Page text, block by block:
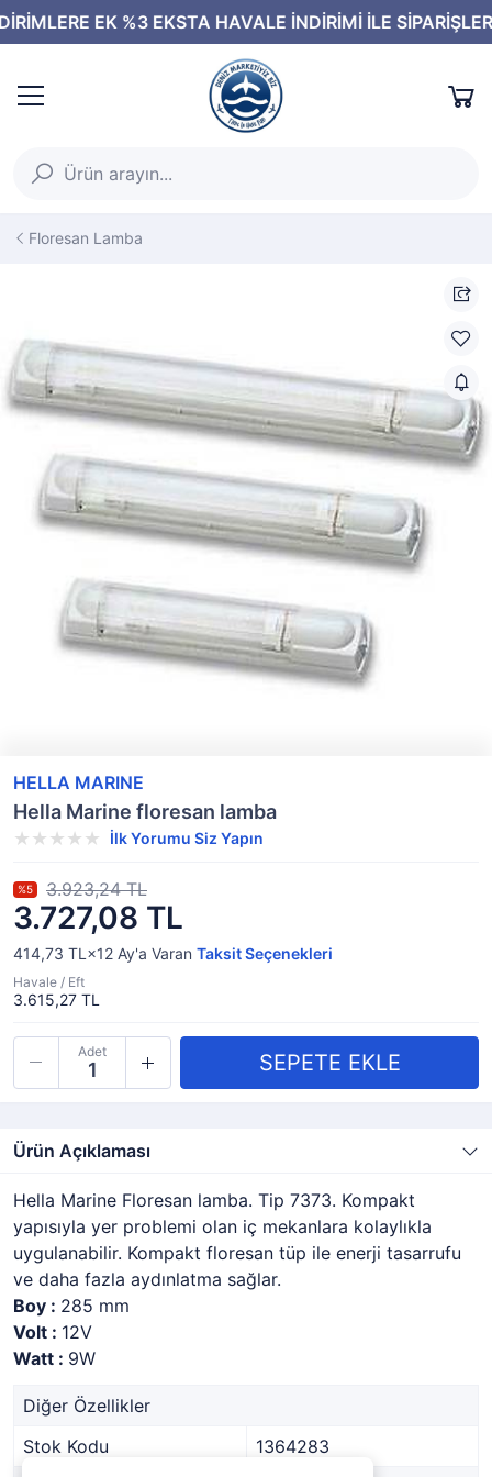
Floresan Lamba
HELLA MARINE
Hella Marine floresan lamba
İlk Yorumu Siz Yapın
3.727,08 TL
%5 3.923,24 TL
414,73 TL×12 Ay'a Varan Taksit Seçenekleri
Havale / Eft
3.615,27 TL
Adet
Ürün Açıklaması
Hella Marine Floresan lamba. Tip 7373. Kompakt
yapısıyla yer problemi olan iç mekanlara kolaylıkla
uygulanabilir. Kompakt floresan tüp ile enerji tasarrufu
ve daha fazla aydınlatma sağlar.
Boy : 285 mm
Volt : 12V
Watt : 9W
Diğer Özellikler
Stok Kodu
1364283